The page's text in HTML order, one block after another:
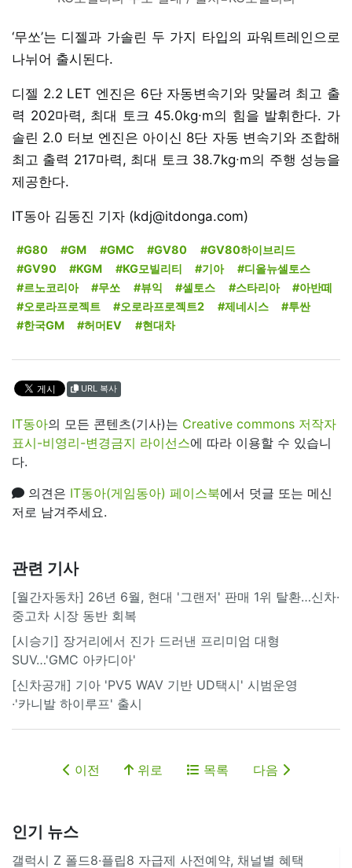
‘무쏘’는 디젤과 가솔린 두 가지 타입의 파워트레인으로
나뉘어 출시된다.
디젤 2.2 LET 엔진은 6단 자동변속기와 맞물려 최고 출
력 202마력, 최대 토크 45.0kg∙m의 힘을 발휘한다. 가
솔린 2.0 터보 엔진은 아이신 8단 자동 변속기와 조합해
최고 출력 217마력, 최대 토크 38.7kg∙m의 주행 성능을
제공한다.
IT동아 김동진 기자 (kdj@itdonga.com)
#G80 #GM #GMC #GV80
#GV80하이브리드
#GV90
#KGM #KG모빌리티 #기아
#디올뉴셀토스
#르노코리아
#무쏘 #뷰익 #셀토스 #스타리아
#아반떼
#오로라프로젝트
#오로라프로젝트2 #제네시스
#투싼
#한국GM
#허머EV #현대차
URL 복사
IT동아의 모든 콘텐츠(기사)는 Creative commons 저작자
표시-비영리-변경금지 라이선스에 따라 이용할 수 있습니
다.
의견은 IT동아(게임동아) 페이스북에서 덧글 또는 메신
저로 남겨주세요.
관련 기사
[월간자동차] 26년 6월, 현대 '그랜저' 판매 1위 탈환…신차·
중고차 시장 동반 회복
[시승기] 장거리에서 진가 드러낸 프리미엄 대형
SUV…'GMC 아카디아'
[신차공개] 기아 'PV5 WAV 기반 UD택시' 시범운영
·'카니발 하이루프' 출시
이전 위로 목록 다음
인기 뉴스
갤럭시 Z 폴드8·플립8 자급제 사전예약, 채널별 혜택